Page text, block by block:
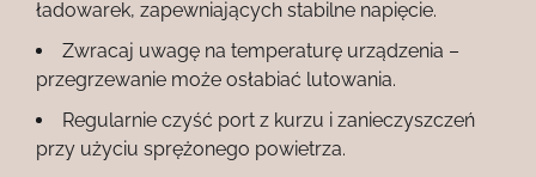
ładowarek, zapewniających stabilne napięcie.
Zwracaj uwagę na temperaturę urządzenia –
przegrzewanie może osłabiać lutowania.
Regularnie czyść port z kurzu i zanieczyszczeń
przy użyciu sprężonego powietrza.